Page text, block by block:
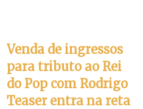
Venda de ingressos
para tributo ao Rei
do Pop com Rodrigo
Teaser entra na reta